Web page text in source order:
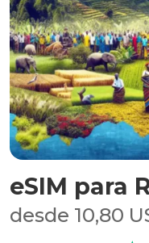
eSIM para
desde 10,80